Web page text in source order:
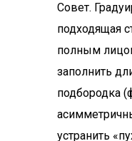
Совет.
подходящая
полным
заполнить
подбородка
устранить